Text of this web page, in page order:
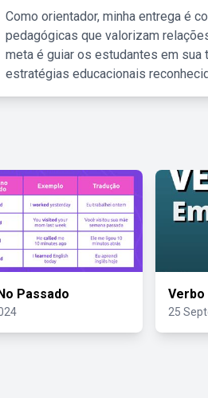
Como orientador, minha entrega é
pedagógicas que valorizam
meta é guiar os estudantes em sua
estratégias educacionais
Passado Verbo
25